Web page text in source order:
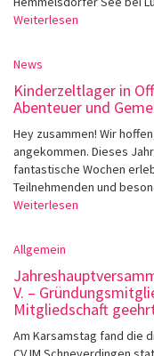
Weiterlesen
News
Kinderzeltlager in
Abenteuer und
Hey zusammen! Wir
angekommen. Dieses
fantastische Wochen
Teilnehmenden und
Weiterlesen
Allgemein
V. –
Mitgliedschaft
Am Karsamstag fand die